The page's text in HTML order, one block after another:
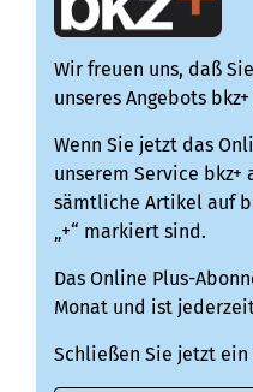
Wir freuen uns, daß
unseres Angebots
Wenn Sie jetzt das
unserem Service bkz+
sämtliche Artikel auf
„+“ markiert sind.
Das Online Plus-
Monat und ist
Schließen Sie jetzt